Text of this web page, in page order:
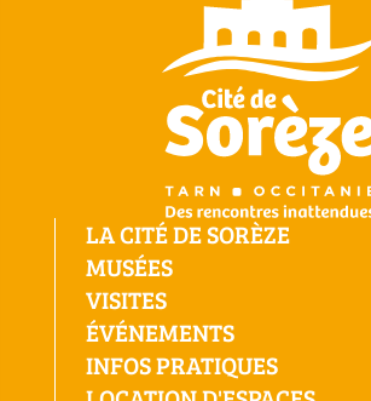
LA CITÉ DE SORÈZE
MUSÉES
VISITES
ÉVÉNEMENTS
INFOS PRATIQUES